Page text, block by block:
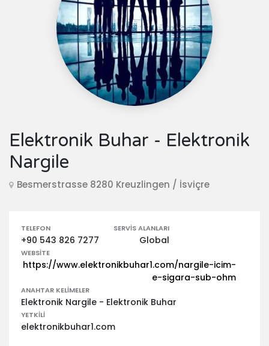
Elektronik Buhar - Elektronik
Nargile
Besmerstrasse 8280 Kreuzlingen / İsviçre
TELEFON
+90 543 826 7277
SERVIS ALANLARI
Global
WEBSITE
https://www.elektronikbuhar1.com/nargile-icim-
e-sigara-sub-ohm
ANAHTAR KELIMELER
Elektronik Nargile - Elektronik Buhar
YETKILI
elektronikbuhar1.com